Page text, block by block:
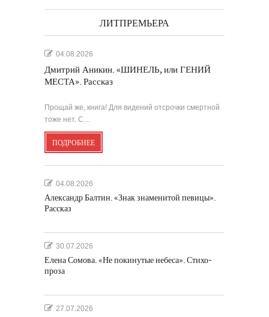
ЛИТПРЕМЬЕРА
04.08.2026
Дмитрий Аникин. «ШИНЕЛЬ, или ГЕНИЙ
МЕСТА». Рассказ
Прощай же, книга! Для видений отсрочки смертной
тоже нет. С…
ПОДРОБНЕЕ
04.08.2026
Александр Балтин. «Знак знаменитой певицы».
Рассказ
30.07.2026
Елена Сомова. «Не покинутые небеса». Стихо-
проза
27.07.2026